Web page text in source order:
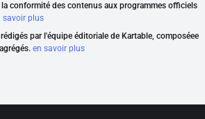
conformité des contenus aux programmes officiels
savoir plus
par l'équipe éditoriale de Kartable, composéee
en savoir plus